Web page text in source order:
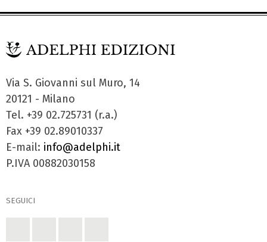
Via S. Giovanni sul Muro, 14
20121 - Milano
Tel. +39 02.725731 (r.a.)
Fax +39 02.89010337
E-mail: info@adelphi.it
P.IVA 00882030158
SEGUICI